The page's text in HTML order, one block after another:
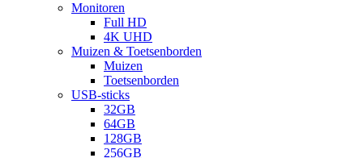
Monitoren
Full HD
4K UHD
Muizen & Toetsenborden
Muizen
Toetsenborden
USB-sticks
32GB
64GB
128GB
256GB